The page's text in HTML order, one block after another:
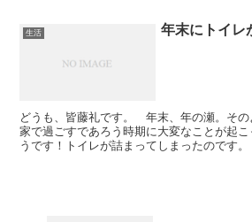
生活 年末にトイレ
どうも、皆藤礼です。 年末、年の瀬。その
家で過ごすであろう時期に大変なことが起
うです！トイレが詰まってしまったのです